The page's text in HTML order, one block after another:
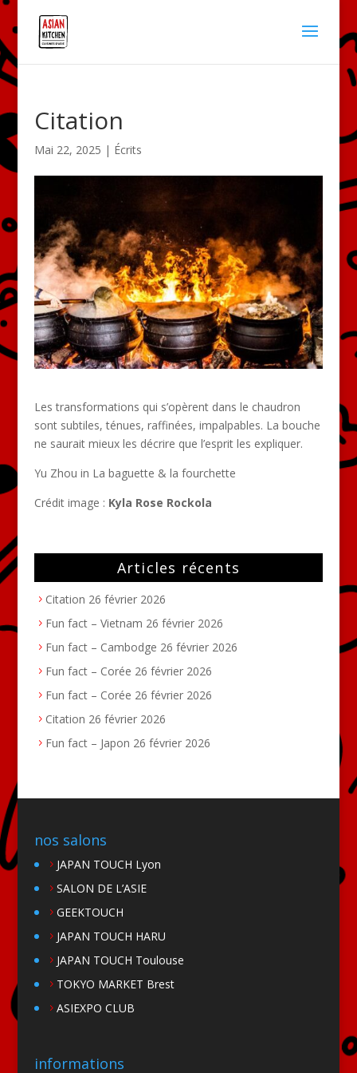
Citation
Mai 22, 2025 | Écrits
Les transformations qui s’opèrent dans le chaudron
sont subtiles, ténues, raffinées, impalpables. La bouche
ne saurait mieux les décrire que l’esprit les expliquer.
Yu Zhou in La baguette & la fourchette
Crédit image : Kyla Rose Rockola
Articles récents
Citation 26 février 2026
Fun fact – Vietnam 26 février 2026
Fun fact – Cambodge 26 février 2026
Fun fact – Corée 26 février 2026
Fun fact – Corée 26 février 2026
Citation 26 février 2026
Fun fact – Japon 26 février 2026
nos salons
JAPAN TOUCH Lyon
SALON DE L’ASIE
GEEKTOUCH
JAPAN TOUCH HARU
JAPAN TOUCH Toulouse
TOKYO MARKET Brest
ASIEXPO CLUB
informations